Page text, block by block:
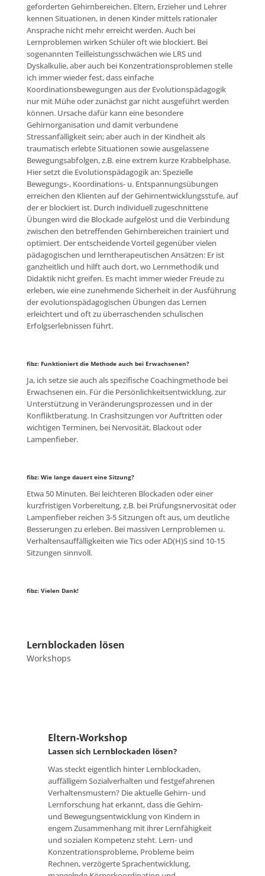
geforderten Gehirnbereichen. Eltern, Erzieher und Lehrer
kennen Situationen, in denen Kinder mittels rationaler
Ansprache nicht mehr erreicht werden. Auch bei
Lernproblemen wirken Schüler oft wie blockiert. Bei
sogenannten Teilleistungsschwächen wie LRS und
Dyskalkulie, aber auch bei Konzentrationsproblemen stelle
ich immer wieder fest, dass einfache
Koordinationsbewegungen aus der Evolutionspädagogik
nur mit Mühe oder zunächst gar nicht ausgeführt werden
können. Ursache dafür kann eine besondere
Gehirnorganisation und damit verbundene
Stressanfälligkeit sein; aber auch in der Kindheit als
traumatisch erlebte Situationen sowie ausgelassene
Bewegungsabfolgen, z.B. eine extrem kurze Krabbelphase.
Hier setzt die Evolutionspädagogik an: Spezielle
Bewegungs-, Koordinations- u. Entspannungsübungen
erreichen den Klienten auf der Gehirnentwicklungsstufe, auf
der er blockiert ist. Durch individuell zugeschnittene
Übungen wird die Blockade aufgelöst und die Verbindung
zwischen den betreffenden Gehirnbereichen trainiert und
optimiert. Der entscheidende Vorteil gegenüber vielen
pädagogischen und lerntherapeutischen Ansätzen: Er ist
ganzheitlich und hilft auch dort, wo Lernmethodik und
Didaktik nicht greifen. Es macht immer wieder Freude zu
erleben, wie eine zunehmende Sicherheit in der Ausführung
der evolutionspädagogischen Übungen das Lernen
erleichtert und oft zu überraschenden schulischen
Erfolgserlebnissen führt.
fibz: Funktioniert die Methode auch bei Erwachsenen?
Ja, ich setze sie auch als spezifische Coachingmethode bei
Erwachsenen ein. Für die Persönlichkeitsentwicklung, zur
Unterstützung in Veränderungsprozessen und in der
Konfliktberatung. In Crashsitzungen vor Auftritten oder
wichtigen Terminen, bei Nervosität, Blackout oder
Lampenfieber.
fibz: Wie lange dauert eine Sitzung?
Etwa 50 Minuten. Bei leichteren Blockaden oder einer
kurzfristigen Vorbereitung, z.B. bei Prüfungsnervosität oder
Lampenfieber reichen 3-5 Sitzungen oft aus, um deutliche
Besserungen zu erleben. Bei massiven Lernproblemen u.
Verhaltensauffälligkeiten wie Tics oder AD(H)S sind 10-15
Sitzungen sinnvoll.
fibz: Vielen Dank!
Lernblockaden lösen
Workshops
Eltern-Workshop
Lassen sich Lernblockaden lösen?
Was steckt eigentlich hinter Lernblockaden,
auffälligem Sozialverhalten und festgefahrenen
Verhaltensmustern? Die aktuelle Gehirn- und
Lernforschung hat erkannt, dass die Gehirn-
und Bewegungsentwicklung von Kindern in
engem Zusammenhang mit ihrer Lernfähigkeit
und sozialen Kompetenz steht. Lern- und
Konzentrationsprobleme, Probleme beim
Rechnen, verzögerte Sprachentwicklung,